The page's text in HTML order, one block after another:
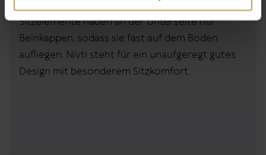
einen sehr entspannten Eindruck. Die
Sitzelemente haben an der Unterseite nur
Beinkappen, sodass sie fast auf dem Boden
aufliegen. Nivti steht für ein unaufgeregt gutes
Design mit besonderem Sitzkomfort.